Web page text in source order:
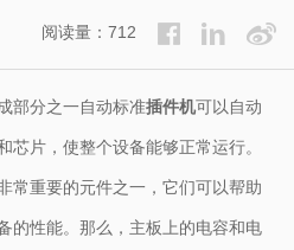
阅读量：712
部分之一自动标准插件机可以自动
片，使整个设备能够正常运行。
常重要的元件之一，它们可以帮助
的性能。那么，主板上的电容和电